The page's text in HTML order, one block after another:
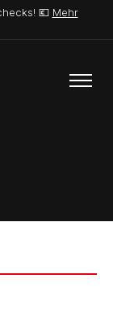
💶 Mehr